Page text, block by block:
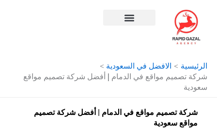
الرئيسية
الافضل في السعودية
شركة تصميم مواقع في الدمام | أفضل شركة تصميم مواقع
سعودية
شركة تصميم مواقع في الدمام | أفضل شركة تصميم
مواقع سعودية